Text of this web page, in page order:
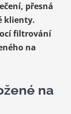
přesná
klienty.
filtrování
na
na